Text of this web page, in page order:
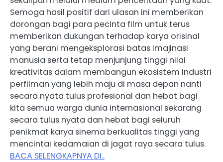
Semoga hasil positif dari ulasan ini memberikan
dorongan bagi para pecinta film untuk terus
memberikan dukungan terhadap karya orisinal
yang berani mengeksplorasi batas imajinasi
manusia serta tetap menjunjung tinggi nilai
kreativitas dalam membangun ekosistem industri
perfilman yang lebih maju di masa depan nanti
secara nyata tulus profesional dan hebat bagi
kita semua warga dunia internasional sekarang
secara tulus nyata dan hebat bagi seluruh
penikmat karya sinema berkualitas tinggi yang
mencintai kedamaian di jagat raya secara tulus.
BACA SELENGKAPNYA DI..